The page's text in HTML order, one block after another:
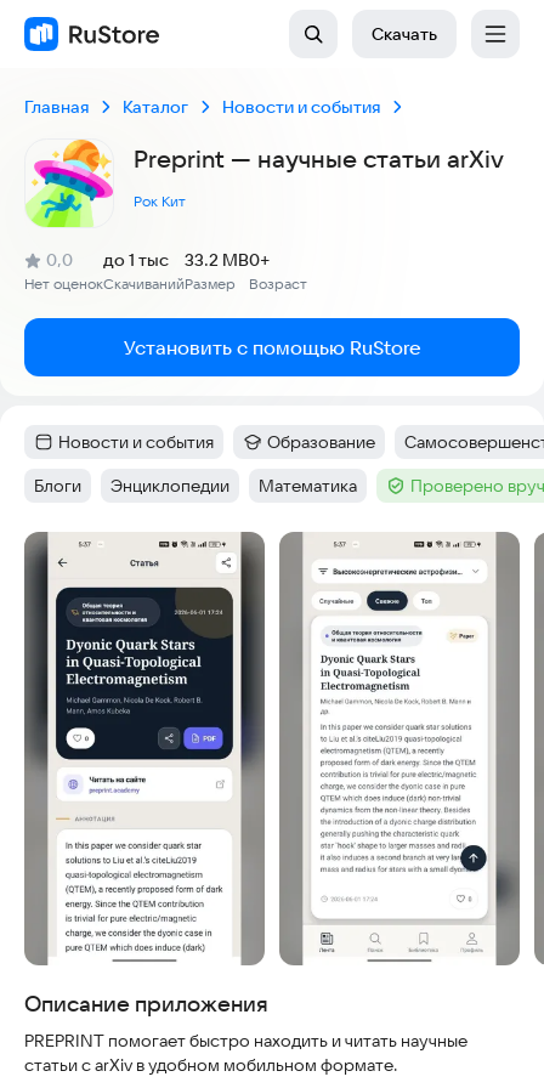
Скачать
Главная Каталог Новости и события
Preprint — научные статьи arXiv
Рок Кит
Рейтинг:
0,0
(
Нет оценок
)
Скачиваний
до 1 тыс
Размер
33.2 MB
Возраст
0+
Установить с помощью RuStore
Категория :
Новости и события Категория:
Образование Тег:
Тег:
Блоги Тег:
Энциклопедии Тег:
Математика Тег :Проверено
Скриншоты
Описание приложения
PREPRINT помогает быстро находить и читать научные
статьи с arXiv в удобном мобильном формате.